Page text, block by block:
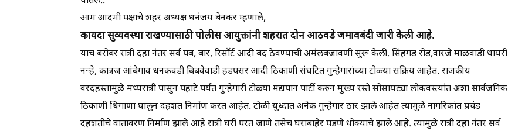
आम आदमी पक्षाचे शहर अध्यक्ष धनंजय बेनकर म्हणाले,
कायदा सुव्यवस्था राखण्यासाठी पोलीस आयुक्तांनी शहरात दोन आठवडे जमावबंदी जारी केली आहे.
याच बरोबर रात्री दहा नंतर सर्व पब, बार, रिसॉर्ट आदी बंद ठेवण्याची अमंलबजावणी सुरू केली. सिंहगड रोड,वारजे माळवाडी धायरी
नऱ्हे, कात्रज आंबेगाव धनकवडी बिबवेवाडी हडपसर आदी ठिकाणी संघटित गुन्हेगारांच्या टोळ्या सक्रिय आहेत. राजकीय
वरदहस्तामुळे मध्यरात्री पासुन पहाटे पर्यंत गुन्हेगारी टोळ्या मद्यपान पार्टी करुन मुख्य रस्ते सोसायट्या लोकवस्त्यांत अशा सार्वजनिक
ठिकाणी धिंगाणा घालुन दहशत निर्माण करत आहेत. टोळी युध्दात अनेक गुन्हेगार ठार झाले आहेत त्यामुळे नागरिकांत प्रचंड
दहशतीचे वातावरण निर्माण झाले आहे रात्री घरी परत जाणे तसेच घराबाहेर पडणे धोक्याचे झाले आहे. त्यामुळे रात्री दहा नंतर सर्व